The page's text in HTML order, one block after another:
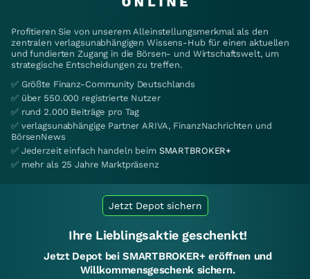
Profitieren Sie von unserem Alleinstellungsmerkmal als den
zentralen verlagsunabhängigen Wissens-Hub für einen aktuellen
und fundierten Zugang in die Börsen- und Wirtschaftswelt, um
strategische Entscheidungen zu treffen.
✅ Größte Finanz-Community Deutschlands
✅ über 550.000 registrierte Nutzer
✅ rund 2.000 Beiträge pro Tag
✅ verlagsunabhängige Partner ARIVA, FinanzNachrichten und
BörsenNews
✅ Jederzeit einfach handeln beim SMARTBROKER+
✅ mehr als 25 Jahre Marktpräsenz
Jetzt Depot sichern
Ihre Lieblingsaktie geschenkt!
Jetzt Depot bei SMARTBROKER+ eröffnen und
Willkommensgeschenk sichern.